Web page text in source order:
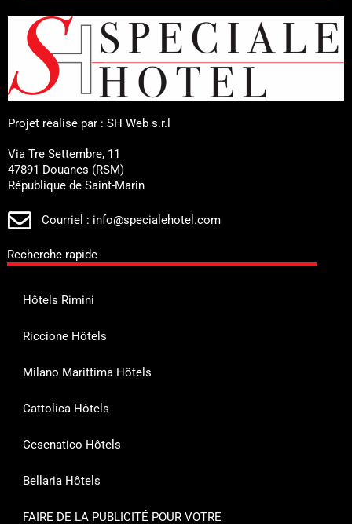
Projet réalisé par : SH Web s.r.l
Via Tre Settembre, 11
47891 Douanes (RSM)
République de Saint-Marin
Courriel : info@specialehotel.com
Recherche rapide
Hôtels Rimini
Riccione Hôtels
Milano Marittima Hôtels
Cattolica Hôtels
Cesenatico Hôtels
Bellaria Hôtels
FAIRE DE LA PUBLICITÉ POUR VOTRE